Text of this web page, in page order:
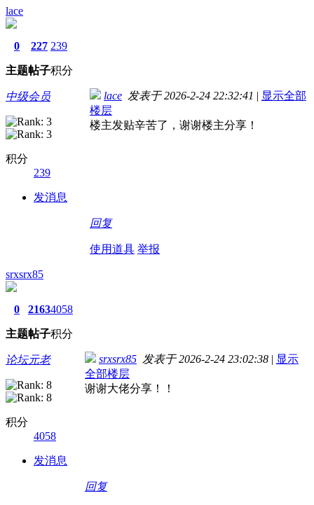
lace
0
主题
227
帖子
239
积分
中级会员
积分
239
发消息
lace 发表于 2026-2-24 22:32:41 | 显示全部
楼层
楼主发贴辛苦了，谢谢楼主分享！
回复
使用道具 举报
srxsrx85
0
主题
2163
帖子
4058
积分
论坛元老
积分
4058
发消息
srxsrx85 发表于 2026-2-24 23:02:38 | 显示
全部楼层
谢谢大佬分享！！
回复